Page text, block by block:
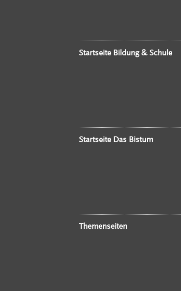
Startseite Bildung & Schule
Startseite Das Bistum
Themenseiten